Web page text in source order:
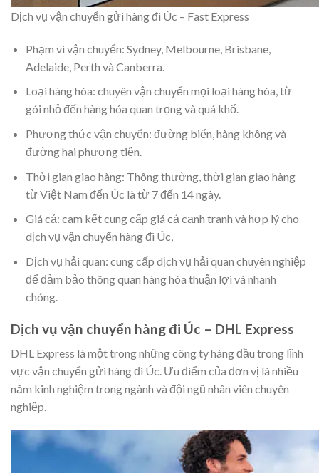
Dịch vụ vận chuyển gửi hàng đi Úc – Fast Express
Phạm vi vận chuyển: Sydney, Melbourne, Brisbane,
Adelaide, Perth và Canberra.
Loại hàng hóa: chuyên vận chuyển mọi loại hàng hóa, từ
gói nhỏ đến hàng hóa quan trọng và quá khổ.
Phương thức vận chuyển: đường biển, hàng không và
đường hai phương tiện.
Thời gian giao hàng: Thông thường, thời gian giao hàng
từ Việt Nam đến Úc là từ 7 đến 14 ngày.
Giá cả: cam kết cung cấp giá cả cạnh tranh và hợp lý cho
dịch vụ vận chuyển hàng đi Úc,
Dịch vụ hải quan: cung cấp dịch vụ hải quan chuyên nghiệp
để đảm bảo thông quan hàng hóa thuận lợi và nhanh
chóng.
Dịch vụ vận chuyển hàng đi Úc – DHL Express
DHL Express là một trong những công ty hàng đầu trong lĩnh
vực vận chuyển gửi hàng đi Úc. Ưu điểm của đơn vị là nhiều
năm kinh nghiệm trong ngành và đội ngũ nhân viên chuyên
nghiệp.